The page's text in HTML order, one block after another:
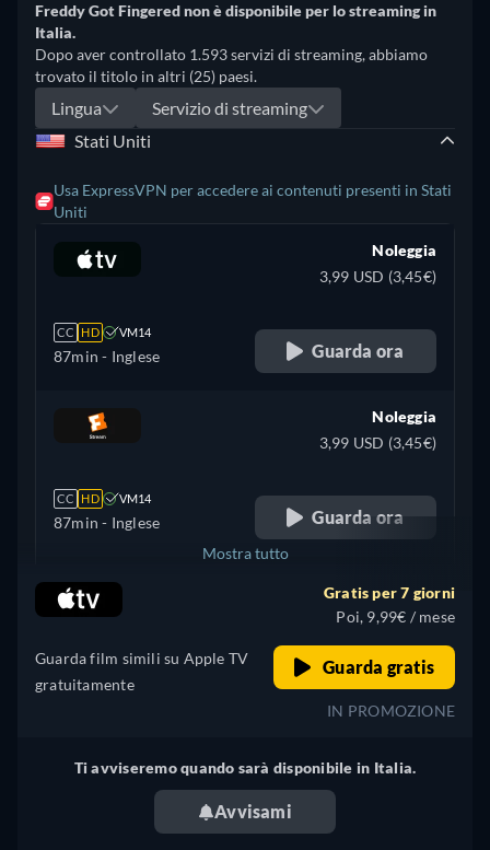
Freddy Got Fingered non è disponibile per lo streaming in
Italia.
Dopo aver controllato 1.593 servizi di streaming, abbiamo
trovato il titolo in altri (25) paesi.
Lingua
Servizio di streaming
Stati Uniti
Usa ExpressVPN per accedere ai contenuti presenti in Stati
Uniti
CC HD VM14
87min - Inglese
Noleggia
3,99 USD (3,45€)
Guarda ora
CC HD VM14
87min - Inglese
Noleggia
3,99 USD (3,45€)
Guarda ora
Regno Unito + 3
Mostra tutto
Guarda film simili su Apple TV
gratuitamente
Gratis per 7 giorni
Poi, 9,99€ / mese
Guarda gratis
IN PROMOZIONE
Ti avviseremo quando sarà disponibile in Italia.
Avvisami